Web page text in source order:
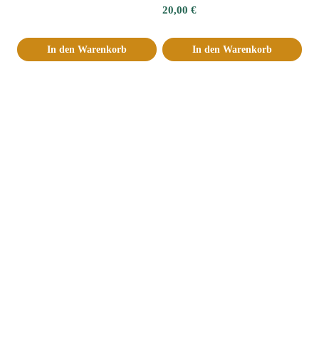
In den Warenkorb
20,00 €
In den Warenkorb